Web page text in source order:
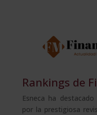
Rankings de
Esneca ha
por la prestigiosa